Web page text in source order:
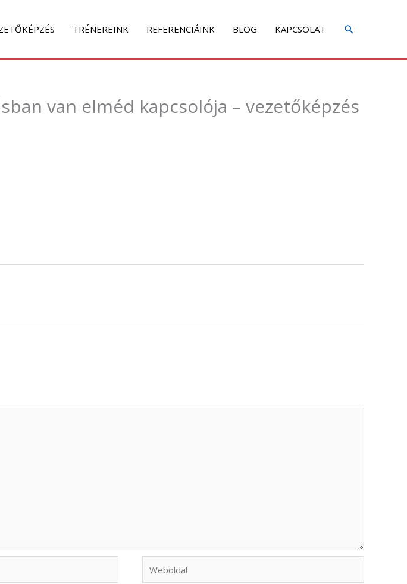
TRÉNEREINK REFERENCIÁINK BLOG KAPCSOLAT
van elméd kapcsolója – vezetőképzés